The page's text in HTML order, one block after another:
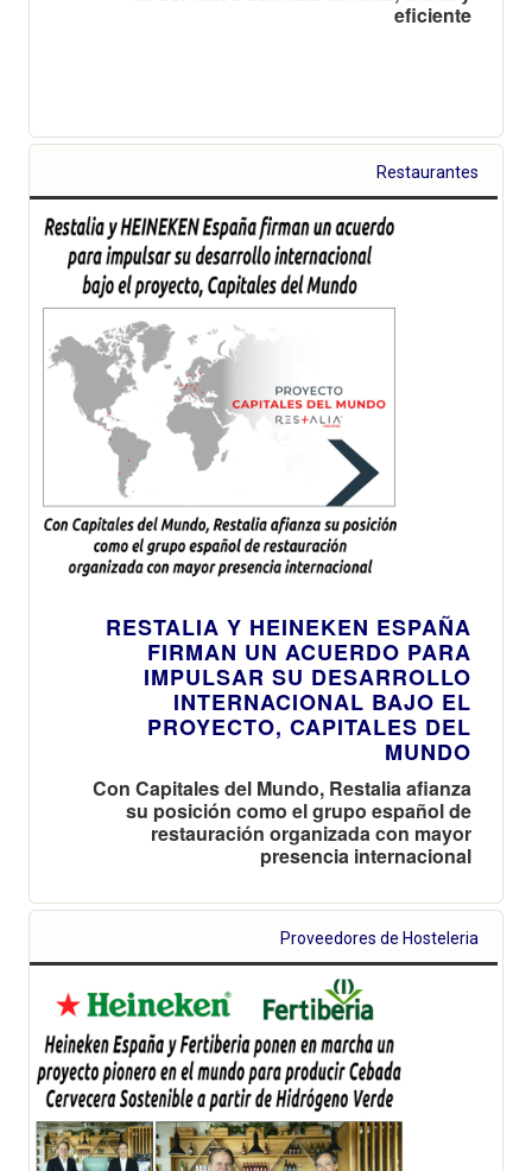
eficiente
Restaurantes
RESTALIA Y HEINEKEN ESPAÑA
FIRMAN UN ACUERDO PARA
IMPULSAR SU DESARROLLO
INTERNACIONAL BAJO EL
PROYECTO, CAPITALES DEL
MUNDO
Con Capitales del Mundo, Restalia afianza
su posición como el grupo español de
restauración organizada con mayor
presencia internacional
Proveedores de Hosteleria